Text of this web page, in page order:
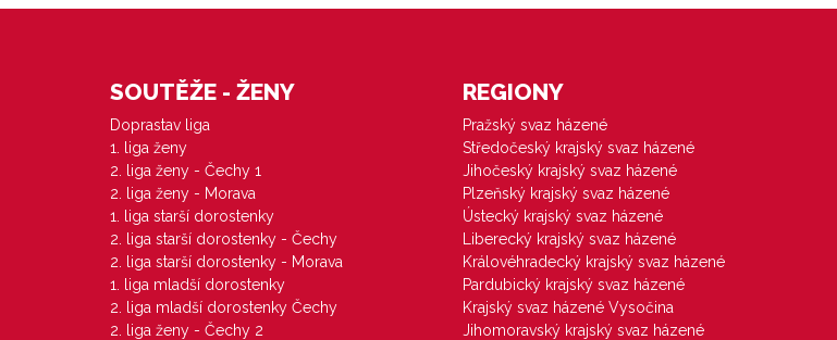
SOUTĚŽE - ŽENY
Doprastav liga
1. liga ženy
2. liga ženy - Čechy 1
2. liga ženy - Morava
1. liga starší dorostenky
2. liga starší dorostenky - Čechy
2. liga starší dorostenky - Morava
1. liga mladší dorostenky
2. liga mladší dorostenky Čechy
2. liga ženy - Čechy 2
REGIONY
Pražský svaz házené
Středočeský krajský svaz házené
Jihočeský krajský svaz házené
Plzeňský krajský svaz házené
Ústecký krajský svaz házené
Liberecký krajský svaz házené
Královéhradecký krajský svaz házené
Pardubický krajský svaz házené
Krajský svaz házené Vysočina
Jihomoravský krajský svaz házené